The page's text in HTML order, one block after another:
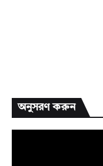
অনুসরণ করুন